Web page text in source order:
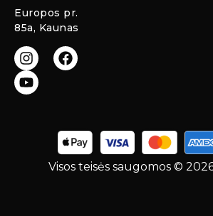
Europos pr.
85a, Kaunas
Visos teisės saugomos ©